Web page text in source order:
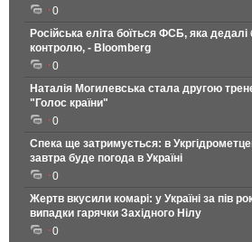
0
Російська еліта боїться ФСБ, яка
контролю, - Bloomberg
0
Наталія Могилевська стала другою
"Голос країни"
0
Спека ще затримується: в
завтра буде погода в Україні
0
Жертв вкусили комарі: у Україні за пів
випадки гарячки Західного Нілу
0